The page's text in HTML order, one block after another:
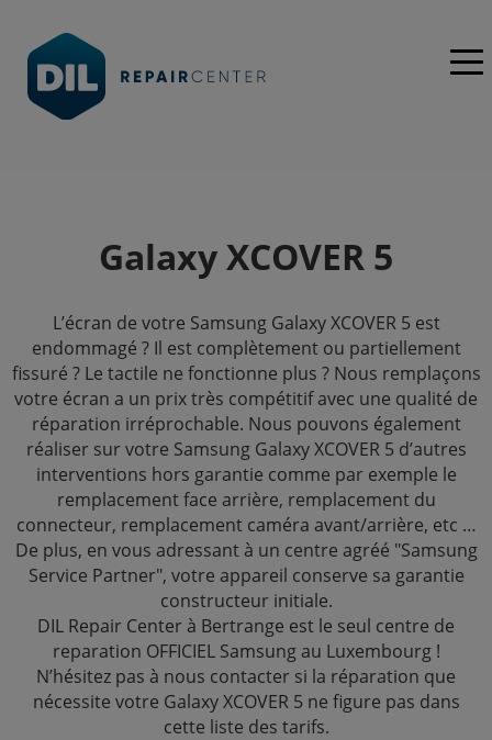
Galaxy XCOVER 5
L’écran de votre Samsung Galaxy XCOVER 5 est
endommagé ? Il est complètement ou partiellement
fissuré ? Le tactile ne fonctionne plus ? Nous remplaçons
votre écran a un prix très compétitif avec une qualité de
réparation irréprochable. Nous pouvons également
réaliser sur votre Samsung Galaxy XCOVER 5 d’autres
interventions hors garantie comme par exemple le
remplacement face arrière, remplacement du
connecteur, remplacement caméra avant/arrière, etc …
De plus, en vous adressant à un centre agréé "Samsung
Service Partner", votre appareil conserve sa garantie
constructeur initiale.
DIL Repair Center à Bertrange est le seul centre de
reparation OFFICIEL Samsung au Luxembourg !
N’hésitez pas à nous contacter si la réparation que
nécessite votre Galaxy XCOVER 5 ne figure pas dans
cette liste des tarifs.